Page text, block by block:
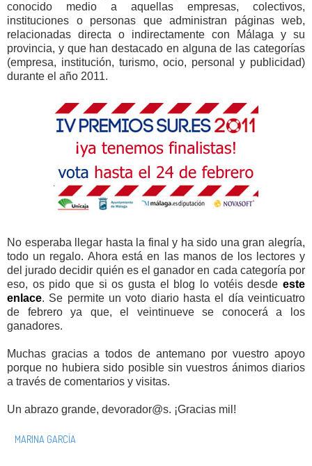
conocido medio a aquellas empresas, colectivos,
instituciones o personas que administran páginas web,
relacionadas directa o indirectamente con Málaga y su
provincia, y que han destacado en alguna de las categorías
(empresa, institución, turismo, ocio, personal y publicidad)
durante el año 2011.
No esperaba llegar hasta la final y ha sido una gran alegría,
todo un regalo. Ahora está en las manos de los lectores y
del jurado decidir quién es el ganador en cada categoría por
eso, os pido que si os gusta el blog lo votéis desde este
enlace. Se permite un voto diario hasta el día veinticuatro
de febrero ya que, el veintinueve se conocerá a los
ganadores.
Muchas gracias a todos de antemano por vuestro apoyo
porque no hubiera sido posible sin vuestros ánimos diarios
a través de comentarios y visitas.
Un abrazo grande, devorador@s. ¡Gracias mil!
MARINA GARCÍA